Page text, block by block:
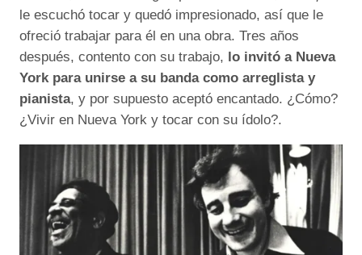
le escuchó tocar y quedó impresionado, así que le
ofreció trabajar para él en una obra. Tres años
después, contento con su trabajo, lo invitó a Nueva
York para unirse a su banda como arreglista y
pianista, y por supuesto aceptó encantado. ¿Cómo?
¿Vivir en Nueva York y tocar con su ídolo?.